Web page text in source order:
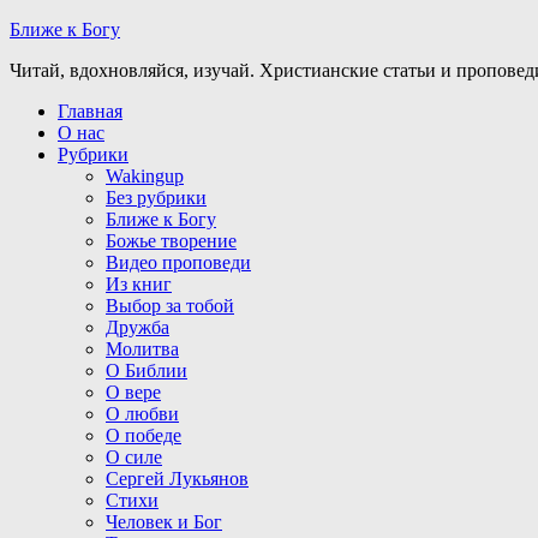
Ближе к Богу
Читай, вдохновляйся, изучай. Христианские статьи и
Главная
О нас
Рубрики
Wakingup
Без рубрики
Ближе к Богу
Божье творение
Видео проповеди
Из книг
Выбор за тобой
Дружба
Молитва
О Библии
О вере
О любви
О победе
О силе
Сергей Лукьянов
Стихи
Человек и Бог